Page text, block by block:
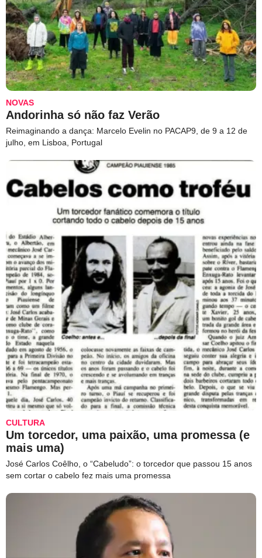
NOVAS
Andorinha só não faz Verão
Reimaginando a dança: Marcelo Evelin no PACAP9, de 9 a 12 de
julho, em Lisboa, Portugal
CULTURA
Um torcedor, uma paixão, uma promessa (e
mais uma)
José Carlos Coêlho, o “Cabeludo”: o torcedor que passou 15 anos
sem cortar o cabelo fez mais uma promessa